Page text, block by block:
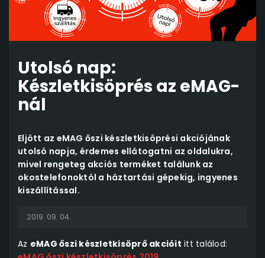
Utolsó nap:
Készletkisöprés az eMAG-
nál
Eljött az eMAG őszi készletkisöprési akciójának
utolsó napja, érdemes ellátogatni az oldalukra,
mivel rengeteg akciós terméket találunk az
okostelefonoktól a háztartási gépekig, ingyenes
kiszállítással.
2019. 09. 04.
Az eMAG őszi készletkisöprő akcióit itt találod: